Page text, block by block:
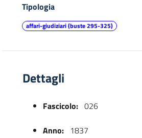
Tipologia
affari-giudiziari (buste 295-325)
Dettagli
Fascicolo: 026
Anno: 1837